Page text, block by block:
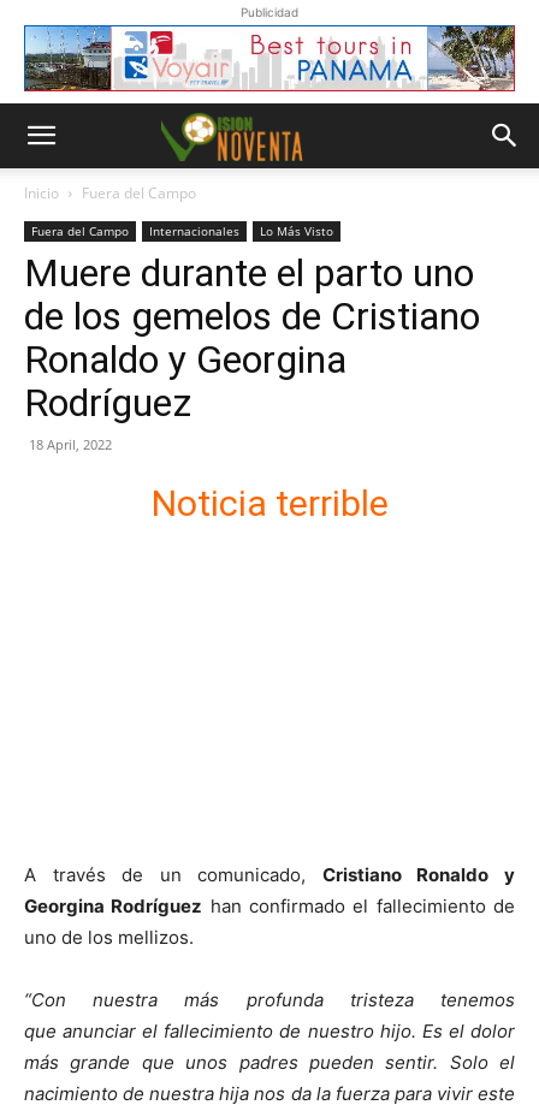
Publicidad
Inicio Fuera del Campo
Fuera del Campo Internacionales Lo Más Visto
Muere durante el parto uno
de los gemelos de Cristiano
Ronaldo y Georgina
Rodríguez
18 April, 2022
Noticia terrible
A través de un comunicado, Cristiano Ronaldo y
Georgina Rodríguez han confirmado el fallecimiento de
uno de los mellizos.
“Con nuestra más profunda tristeza tenemos
que anunciar el fallecimiento de nuestro hijo. Es el dolor
más grande que unos padres pueden sentir. Solo el
nacimiento de nuestra hija nos da la fuerza para vivir este